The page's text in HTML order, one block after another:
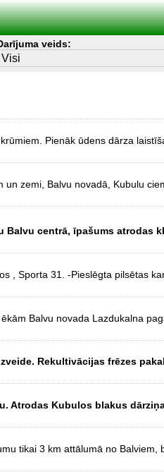
veids:
Pienāk ūdens dārza
un zemi, Balvu novadā, Kubulu
Balvu centrā, īpašums atrodas
, Sporta 31. -Pieslēgta pilsētas
Balvu novada Lazdukalna
Rekultivācijas frēzes
Atrodas Kubulos blakus
tikai 3 km attālumā no Balviem,